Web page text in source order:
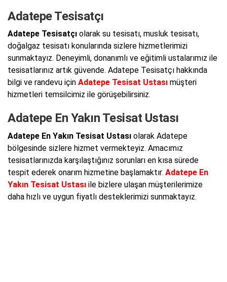
Adatepe Tesisatçı
Adatepe Tesisatçı olarak su tesisatı, musluk tesisatı,
doğalgaz tesisatı konularında sizlere hizmetlerimizi
sunmaktayız. Deneyimli, donanımlı ve eğitimli ustalarımız ile
tesisatlarınız artık güvende. Adatepe Tesisatçı hakkında
bilgi ve randevu için Adatepe Tesisat Ustası müşteri
hizmetleri temsilcimiz ile görüşebilirsiniz.
Adatepe En Yakın Tesisat Ustası
Adatepe En Yakın Tesisat Ustası olarak Adatepe
bölgesinde sizlere hizmet vermekteyiz. Amacımız
tesisatlarınızda karşılaştığınız sorunları en kısa sürede
tespit ederek onarım hizmetine başlamaktır. Adatepe En
Yakın Tesisat Ustası ile bizlere ulaşan müşterilerimize
daha hızlı ve uygun fiyatlı desteklerimizi sunmaktayız.